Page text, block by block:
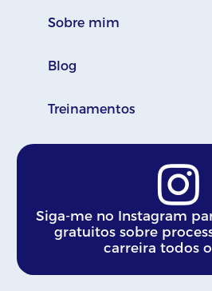
Sobre mim
Blog
Treinamentos
Siga-me no Instagram
gratuitos sobre
carreira todos